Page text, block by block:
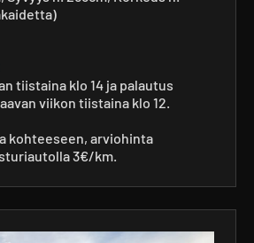
tiistaina klo 14 ja palautus
viikon tiistaina klo 12.
kohteeseen, arviohinta
3€/km.